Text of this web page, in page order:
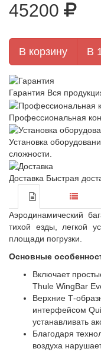
45200
В корзину В
Гарантия Вся
Профессиональная
Установка
сложности.
Доставка Быстрая
Аэродинамический
тихой езды, легкой
площади погрузки.
Основные
Включает
Thule WingBar
Верхние Т-
интерфейсом
устанавливать
Благодаря
воздуха